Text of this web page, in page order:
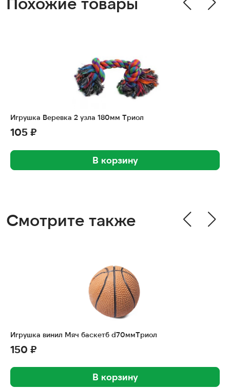
Игрушка Веревка 2 узла 180мм Триол
105 ₽
В корзину
Смотрите также
Игрушка винил Мяч баскетб d70ммТриол
150 ₽
В корзину